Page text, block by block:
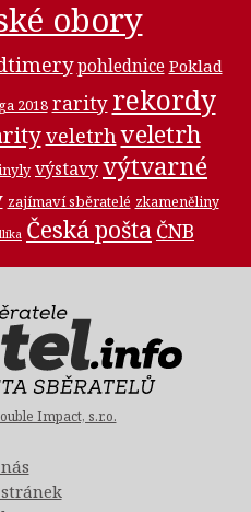
obory
pohlednice Poklad
2018 rarity rekordy
veletrhveletrh
výstavyvýtvarné
zajímaví sběratelé zkameněliny
Česká pošta ČNB
Impact, s.r.o.